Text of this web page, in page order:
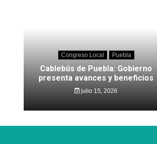
Congreso Local Puebla
Cablebús de Puebla: Gobierno
presenta avances y beneficios
julio 15, 2026